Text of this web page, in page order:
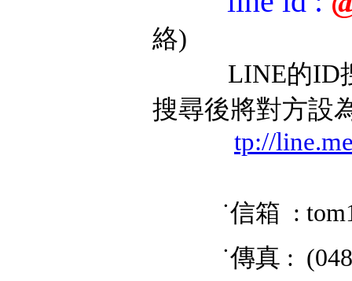
絡)
LINE的ID搜
搜尋後將對方設
tp://
˙信箱 :
˙傳真 :